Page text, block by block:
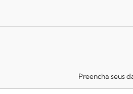
Preencha seus